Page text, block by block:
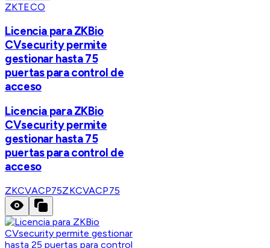
ZKTECO
Licencia para ZKBio
CVsecurity permite
gestionar hasta 75
puertas para control de
acceso
Licencia para ZKBio
CVsecurity permite
gestionar hasta 75
puertas para control de
acceso
ZKCVACP75ZKCVACP75